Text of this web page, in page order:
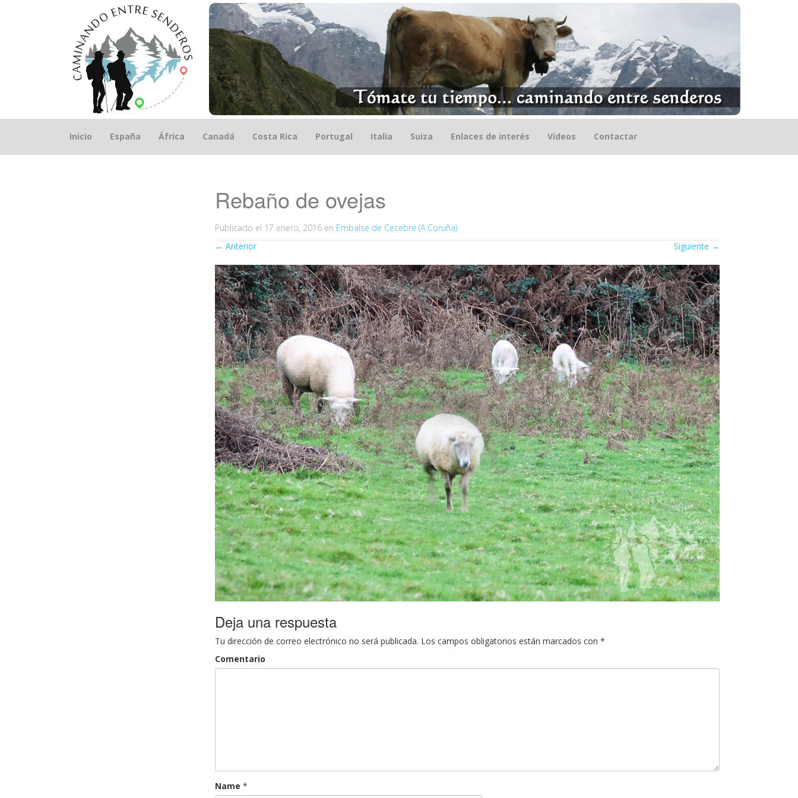
Saltar
Inicio España África Canadá Costa Rica Portugal Italia Suiza Enlaces de interés Vídeos Contactar
Rebaño de ovejas
Publicado el 17 enero, 2016 en Embalse de Cecebre (A Coruña)
← Anterior Siguiente →
Deja una respuesta
Tu dirección de correo electrónico no será publicada. Los campos obligatorios están marcados con *
Comentario
Name *